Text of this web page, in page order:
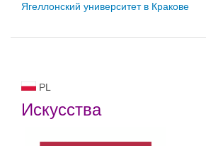
Ягеллонский университет в Кракове
PL
Искусства